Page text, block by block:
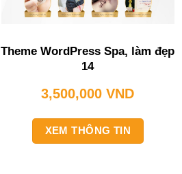
Theme WordPress Spa, làm đẹp
14
3,500,000VND
XEM THÔNG TIN